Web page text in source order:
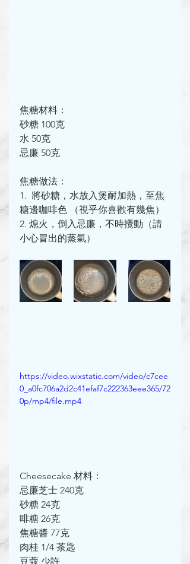
焦糖材料：
砂糖 100克
水 50克
忌廉 50克
焦糖做法：
1.  將砂糖，水放入煲耐加熱，至焦
糖邊咖啡色 （視乎你喜歡有幾焦）
2. 熄火，倒入忌廉，不時攪動（請
小心冒出的蒸氣）
https://video.wixstatic.com/video/c7cee
0_a0fc706a2d2c41efaf7c222363eee365/72
0p/mp4/file.mp4
Cheesecake 材料：
忌廉芝士 240克
砂糖 24克
啡糖 26克
焦糖醬 77克
肉桂 1/4 茶匙
豆蔻 少許